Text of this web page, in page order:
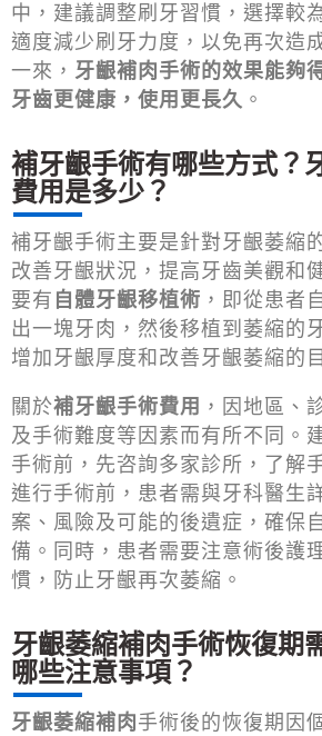
中，建議調整刷牙習慣，選擇較
適度減少刷牙力度，以免再次造
一來， 牙齦補肉手術的效果能夠
牙齒更健康，使用更長久 。
補牙齦手術有哪些方式？
費用是多少？
補牙齦手術主要是針對牙齦萎縮
改善牙齦狀況，提高牙齒美觀和
要有 自體牙齦移植術 ，即從患者
出一塊牙肉，然後移植到萎縮的
增加牙齦厚度和改善牙齦萎縮的
關於補牙齦手術費用 ，因地區、
及手術難度等因素而有所不同。
手術前，先咨詢多家診所，了解
進行手術前，患者需與牙科醫生
案、風險及可能的後遺症，確保
備。同時，患者需要注意術後護
慣，防止牙齦再次萎縮。
牙齦萎縮補肉手術恢復期
哪些注意事項？
牙齦萎縮補肉手術後的恢復期因